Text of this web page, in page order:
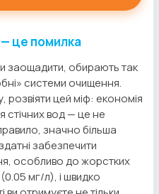
це помилка
заощадити, обирають так
системи очищення.
розвіяти цей міф: економія
стічних вод — це не
значно більша
забезпечити
особливо до жорстких
мг/л), і швидко